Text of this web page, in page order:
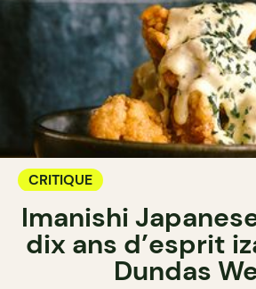
CRITIQUE
Imanishi
dix ans d’esprit
Dundas